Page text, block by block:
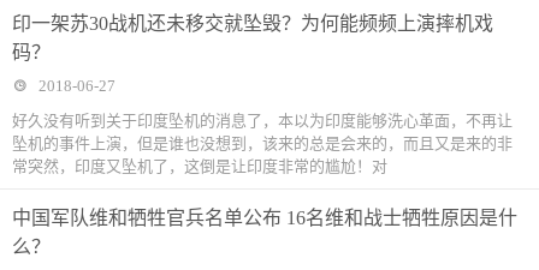
印一架苏30战机还未移交就坠毁？为何能频频上演摔机戏
码？
2018-06-27
好久没有听到关于印度坠机的消息了，本以为印度能够洗心革面，不再让
坠机的事件上演，但是谁也没想到，该来的总是会来的，而且又是来的非
常突然，印度又坠机了，这倒是让印度非常的尴尬！对
中国军队维和牺牲官兵名单公布 16名维和战士牺牲原因是什
么？